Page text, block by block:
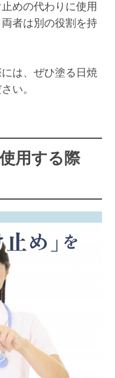
めの代わりに使用
者は別の役割を持
は、ぜひ塗る日焼
い。
用する際